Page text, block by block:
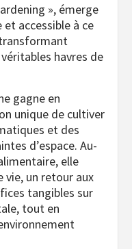
», émerge
accessible à ce
havres de
gagne en
unique de cultiver
et des
d’espace. Au-
elle
vie, un retour aux
tangibles sur
tout en